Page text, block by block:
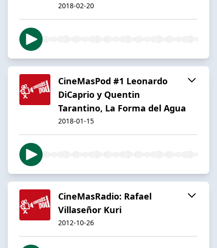
2018-02-20
CineMasPod #1 Leonardo
DiCaprio y Quentin
Tarantino, La Forma del Agua
2018-01-15
CineMasRadio: Rafael
Villaseñor Kuri
2012-10-26